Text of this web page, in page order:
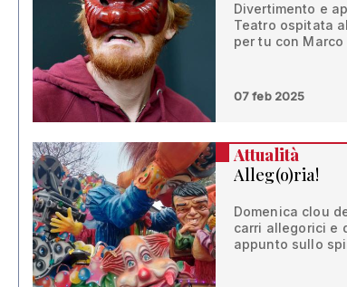
Divertimento e
Teatro ospitata
per tu con
07 feb 2025
Attualità
Alleg(o)ria!
Domenica clou
carri allegorici e
appunto sullo